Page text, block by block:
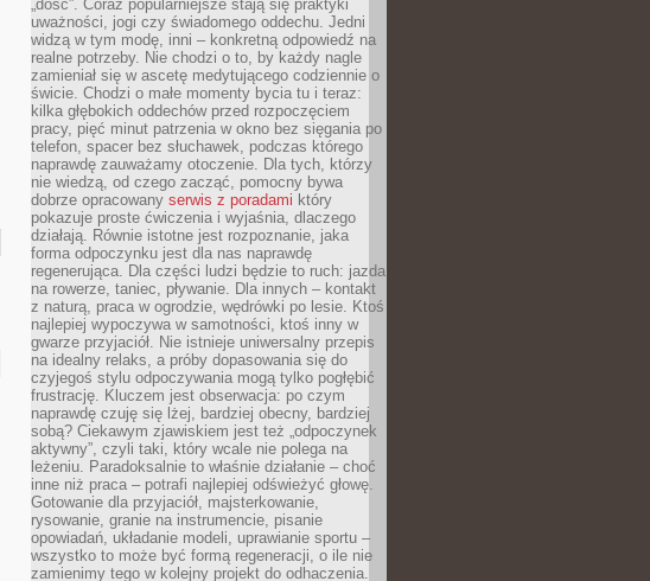
„dość”. Coraz popularniejsze stają się praktyki
uważności, jogi czy świadomego oddechu. Jedni
widzą w tym modę, inni – konkretną odpowiedź na
realne potrzeby. Nie chodzi o to, by każdy nagle
zamieniał się w ascetę medytującego codziennie o
świcie. Chodzi o małe momenty bycia tu i teraz:
kilka głębokich oddechów przed rozpoczęciem
pracy, pięć minut patrzenia w okno bez sięgania po
telefon, spacer bez słuchawek, podczas którego
naprawdę zauważamy otoczenie. Dla tych, którzy
nie wiedzą, od czego zacząć, pomocny bywa
dobrze opracowany serwis z poradami który
pokazuje proste ćwiczenia i wyjaśnia, dlaczego
działają. Równie istotne jest rozpoznanie, jaka
forma odpoczynku jest dla nas naprawdę
regenerująca. Dla części ludzi będzie to ruch: jazda
na rowerze, taniec, pływanie. Dla innych – kontakt
z naturą, praca w ogrodzie, wędrówki po lesie. Ktoś
najlepiej wypoczywa w samotności, ktoś inny w
gwarze przyjaciół. Nie istnieje uniwersalny przepis
na idealny relaks, a próby dopasowania się do
czyjegoś stylu odpoczywania mogą tylko pogłębić
frustrację. Kluczem jest obserwacja: po czym
naprawdę czuję się lżej, bardziej obecny, bardziej
sobą? Ciekawym zjawiskiem jest też „odpoczynek
aktywny”, czyli taki, który wcale nie polega na
leżeniu. Paradoksalnie to właśnie działanie – choć
inne niż praca – potrafi najlepiej odświeżyć głowę.
Gotowanie dla przyjaciół, majsterkowanie,
rysowanie, granie na instrumencie, pisanie
opowiadań, układanie modeli, uprawianie sportu –
wszystko to może być formą regeneracji, o ile nie
zamienimy tego w kolejny projekt do odhaczenia.